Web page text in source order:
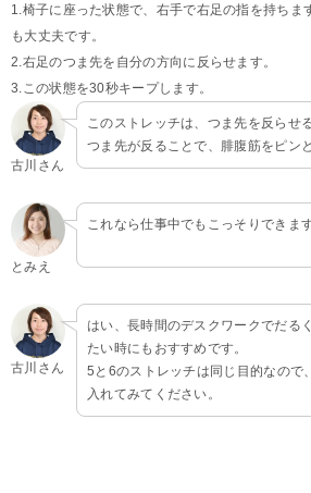
1.椅子に座った状態で、右手で右足の指を持ちま
も大丈夫です。
2.右足のつま先を自分の方向に反らせます。
3.この状態を30秒キープします。
古川さん
このストレッチは、つま先を反らせ
つま先が反ることで、腓腹筋をピン
とみえ
これなら仕事中でもこっそりできます
古川さん
はい、長時間のデスクワークでだる
たい時にもおすすめです。
5と6のストレッチは同じ目的なので
入れてみてください。